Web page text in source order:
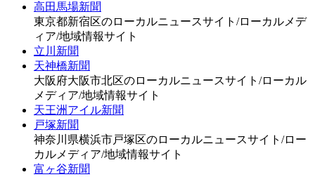
高田馬場新聞
東京都新宿区のローカルニュースサイト/ローカルメデ
ィア/地域情報サイト
立川新聞
天神橋新聞
大阪府大阪市北区のローカルニュースサイト/ローカル
メディア/地域情報サイト
天王洲アイル新聞
戸塚新聞
神奈川県横浜市戸塚区のローカルニュースサイト/ロー
カルメディア/地域情報サイト
富ヶ谷新聞